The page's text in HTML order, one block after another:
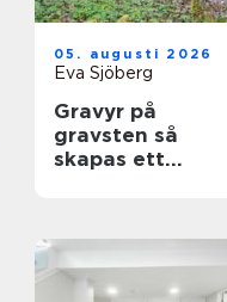
05. augusti 2026
Eva Sjöberg
Gravyr på
gravsten så
skapas ett